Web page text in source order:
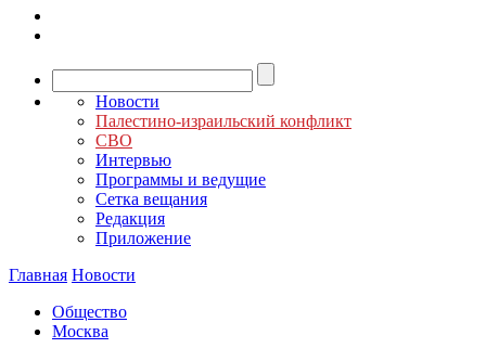
Новости
Палестино-израильский конфликт
СВО
Интервью
Программы и ведущие
Сетка вещания
Редакция
Приложение
Главная Новости
Общество
Москва